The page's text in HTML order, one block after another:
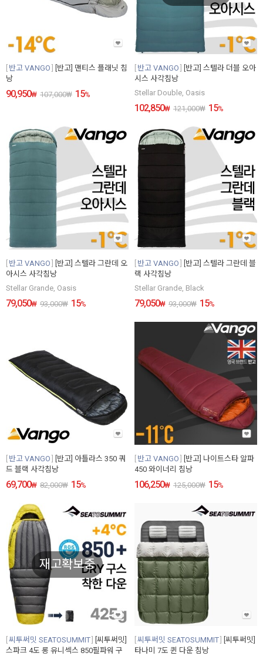
반고 VANGO
[반고] 맨티스 플래닛 침
낭
90,950₩ 107,000₩ 15%
반고 VANGO
[반고] 스텔라 더블 오아
시스 사각침낭
Stellar Double, Oasis
102,850₩ 121,000₩ 15%
반고 VANGO
[반고] 스텔라 그란데 오
아시스 사각침낭
Stellar Grande, Oasis
79,050₩ 93,000₩ 15%
반고 VANGO
[반고] 스텔라 그란데 블
랙 사각침낭
Stellar Grande, Black
79,050₩ 93,000₩ 15%
반고 VANGO
[반고] 아틀라스 350 쿼
드 블랙 사각침낭
69,700₩ 82,000₩ 15%
반고 VANGO
[반고] 나이트스타 알파
450 와이너리 침낭
106,250₩ 125,000₩ 15%
재고확보중
씨투써밋 SEATOSUMMIT
[씨투써밋]
스파크 4도 롱 유니섹스 850필파워 구
씨투써밋 SEATOSUMMIT
[씨투써밋]
타나미 7도 퀸 다운 침낭